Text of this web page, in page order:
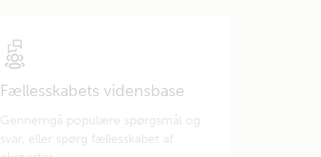
Fællesskabets vidensbase
Gennemgå populære spørgsmål og
svar, eller spørg fællesskabet af